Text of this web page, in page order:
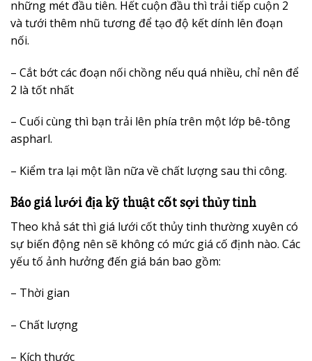
những mét đầu tiên. Hết cuộn đầu thì trải tiếp cuộn 2
và tưới thêm nhũ tương để tạo độ kết dính lên đoạn
nối.
– Cắt bớt các đoạn nối chồng nếu quá nhiều, chỉ nên để
2 là tốt nhất
– Cuối cùng thì bạn trải lên phía trên một lớp bê-tông
aspharl.
– Kiểm tra lại một lần nữa về chất lượng sau thi công.
Báo giá lưới địa kỹ thuật cốt sợi thủy tinh
Theo khả sát thì giá lưới cốt thủy tinh thường xuyên có
sự biến động nên sẽ không có mức giá cố định nào. Các
yếu tố ảnh hưởng đến giá bán bao gồm:
– Thời gian
– Chất lượng
– Kích thước